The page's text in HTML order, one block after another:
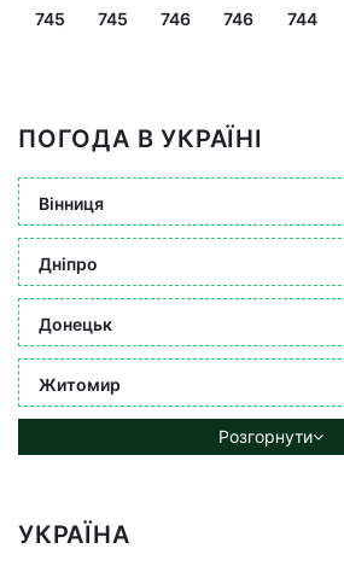
745 745 746 746 744
ПОГОДА В УКРАЇНІ
Вінниця
Дніпро
Донецьк
Житомир
Розгорнути
УКРАЇНА